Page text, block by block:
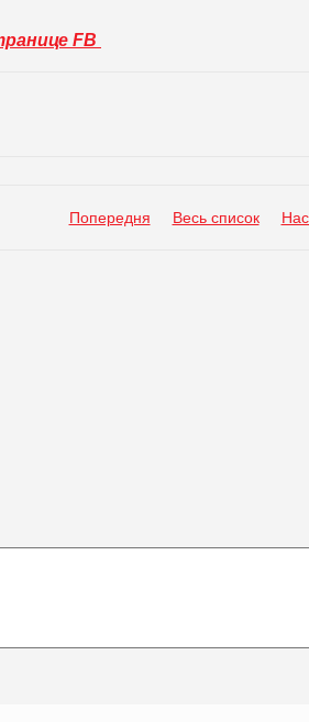
FB
Попередня Весь список